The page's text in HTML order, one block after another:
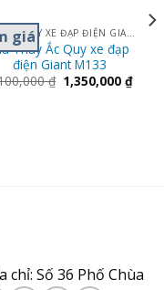
giá THAY ẮC QUY XE ĐẠP ĐIỆN GIANT M133- 133S
Thay Ắc Quy xe đạp
điện Giant M133
₫ 1,350,000₫
Số 36 Phố Chùa